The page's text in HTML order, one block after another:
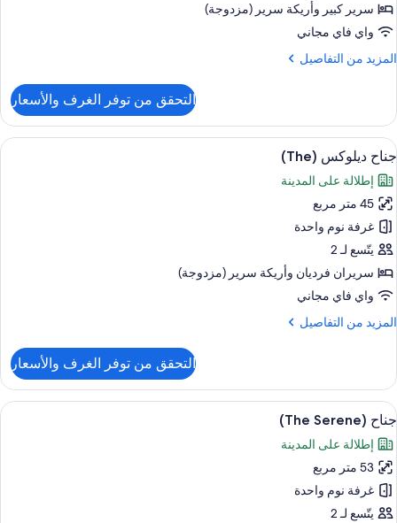
سرير كبير‫‬ وأريكة سرير (مزدوجة)
واي فاي مجاني
المزيد من التفاصيل
المزيد
جناح
(The
Splendor)
التحقق من توفر الغرف والأسعار
استعراض
جميع
صور
جناح
ديلوكس
(The)
7
جناح ديلوكس (The)
إطلالة على المدينة
45 متر مربع
غرفة نوم واحدة
يتّسع لـ 2
سريران فرديان‫‬ وأريكة سرير (مزدوجة)
واي فاي مجاني
المزيد من التفاصيل
المزيد
جناح
ديلوكس
(The)
التحقق من توفر الغرف والأسعار
استعراض
جميع
صور
جناح
(The
Serene)
6
جناح (The Serene)
إطلالة على المدينة
53 متر مربع
غرفة نوم واحدة
يتّسع لـ 2